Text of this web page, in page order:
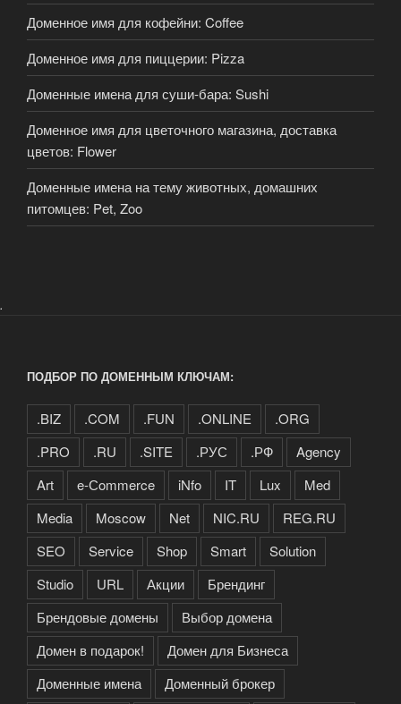
Доменное имя для кофейни: Coffee
Доменное имя для пиццерии: Pizza
Доменные имена для суши-бара: Sushi
Доменное имя для цветочного магазина, доставка
цветов: Flower
Доменные имена на тему животных, домашних
питомцев: Pet, Zoo
.
ПОДБОР ПО ДОМЕННЫМ КЛЮЧАМ:
.BIZ .COM .FUN .ONLINE
.ORG
.PRO
.RU .SITE .РУС .РФ
Agency
Art
e-Сommerce iNfo IT Lux
Med
Media
Moscow Net NIC.RU
REG.RU
SEO
Service Shop Smart
Solution
Studio
URL Акции
Брендинг
Брендовые домены
Выбор домена
Домен в подарок!
Домен для Бизнеса
Доменные имена
Доменный брокер